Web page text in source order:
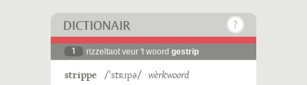
DICTIONAIR
1 rizzeltaot veur 't woord gestrip
strippe /ˈstʀɪpə/ wèrkwoord